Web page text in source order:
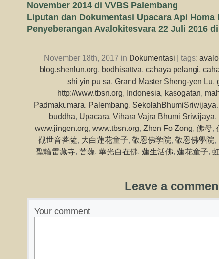
November 2014 di VVBS Palembang
Liputan dan Dokumentasi Upacara Api Homa
Penyeberangan Avalokitesvara 22 Juli 2016
November 18th, 2017 in Dokumentasi | tags:
blog.shenlun.org, bodhisattva, cahaya pelangi,
shi yin pu sa, Grand Master Sheng-yen Lu,
http://www.tbsn.org, Indonesia, kasogatan,
Padmakumara, Palembang, SekolahBhumiSriwijaya
buddha, Upacara, Vihara Vajra Bhumi Sriwijaya,
www.jingen.org, www.tbsn.org, Zhen Fo Zong, 佛母,
觀世音菩薩, 大白蓮花童子, 敬恩佛学院, 敬恩佛學院,
聖輪雷藏寺, 菩薩, 華光自在佛, 蓮生活佛, 蓮花童子,
Leave a
Your comment